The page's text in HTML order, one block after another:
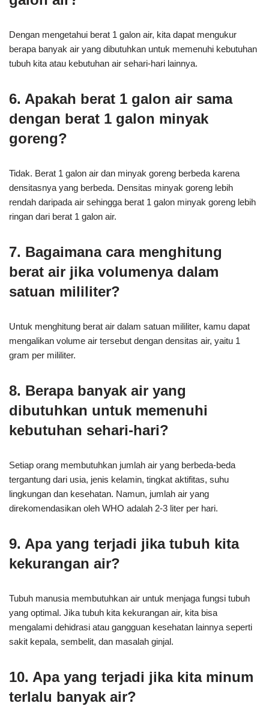
Dengan mengetahui berat 1 galon air, kita dapat mengukur
berapa banyak air yang dibutuhkan untuk memenuhi kebutuhan
tubuh kita atau kebutuhan air sehari-hari lainnya.
6. Apakah berat 1 galon air sama
dengan berat 1 galon minyak
goreng?
Tidak. Berat 1 galon air dan minyak goreng berbeda karena
densitasnya yang berbeda. Densitas minyak goreng lebih
rendah daripada air sehingga berat 1 galon minyak goreng lebih
ringan dari berat 1 galon air.
7. Bagaimana cara menghitung
berat air jika volumenya dalam
satuan mililiter?
Untuk menghitung berat air dalam satuan mililiter, kamu dapat
mengalikan volume air tersebut dengan densitas air, yaitu 1
gram per mililiter.
8. Berapa banyak air yang
dibutuhkan untuk memenuhi
kebutuhan sehari-hari?
Setiap orang membutuhkan jumlah air yang berbeda-beda
tergantung dari usia, jenis kelamin, tingkat aktifitas, suhu
lingkungan dan kesehatan. Namun, jumlah air yang
direkomendasikan oleh WHO adalah 2-3 liter per hari.
9. Apa yang terjadi jika tubuh kita
kekurangan air?
Tubuh manusia membutuhkan air untuk menjaga fungsi tubuh
yang optimal. Jika tubuh kita kekurangan air, kita bisa
mengalami dehidrasi atau gangguan kesehatan lainnya seperti
sakit kepala, sembelit, dan masalah ginjal.
10. Apa yang terjadi jika kita minum
terlalu banyak air?